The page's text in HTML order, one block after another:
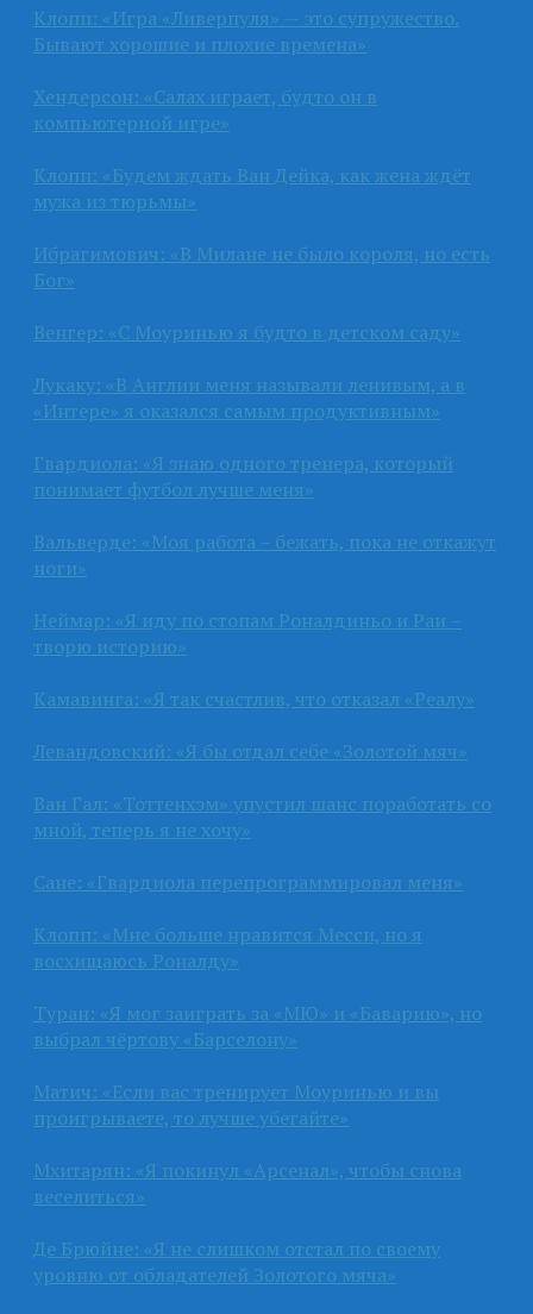
Клопп: «Игра «Ливерпуля» — это супружество.
Бывают хорошие и плохие времена»
Хендерсон: «Салах играет, будто он в
компьютерной игре»
Клопп: «Будем ждать Ван Дейка, как жена ждёт
мужа из тюрьмы»
Ибрагимович: «В Милане не было короля, но есть
Бог»
Венгер: «С Моуринью я будто в детском саду»
Лукаку: «В Англии меня называли ленивым, а в
«Интере» я оказался самым продуктивным»
Гвардиола: «Я знаю одного тренера, который
понимает футбол лучше меня»
Вальверде: «Моя работа – бежать, пока не откажут
ноги»
Неймар: «Я иду по стопам Роналдиньо и Раи –
творю историю»
Камавинга: «Я так счастлив, что отказал «Реалу»
Левандовский: «Я бы отдал себе «Золотой мяч»
Ван Гал: «Тоттенхэм» упустил шанс поработать со
мной, теперь я не хочу»
Сане: «Гвардиола перепрограммировал меня»
Клопп: «Мне больше нравится Месси, но я
восхищаюсь Роналду»
Туран: «Я мог заиграть за «МЮ» и «Баварию», но
выбрал чёртову «Барселону»
Матич: «Если вас тренирует Моуринью и вы
проигрываете, то лучше убегайте»
Мхитарян: «Я покинул «Арсенал», чтобы снова
веселиться»
Де Брюйне: «Я не слишком отстал по своему
уровню от обладателей Золотого мяча»